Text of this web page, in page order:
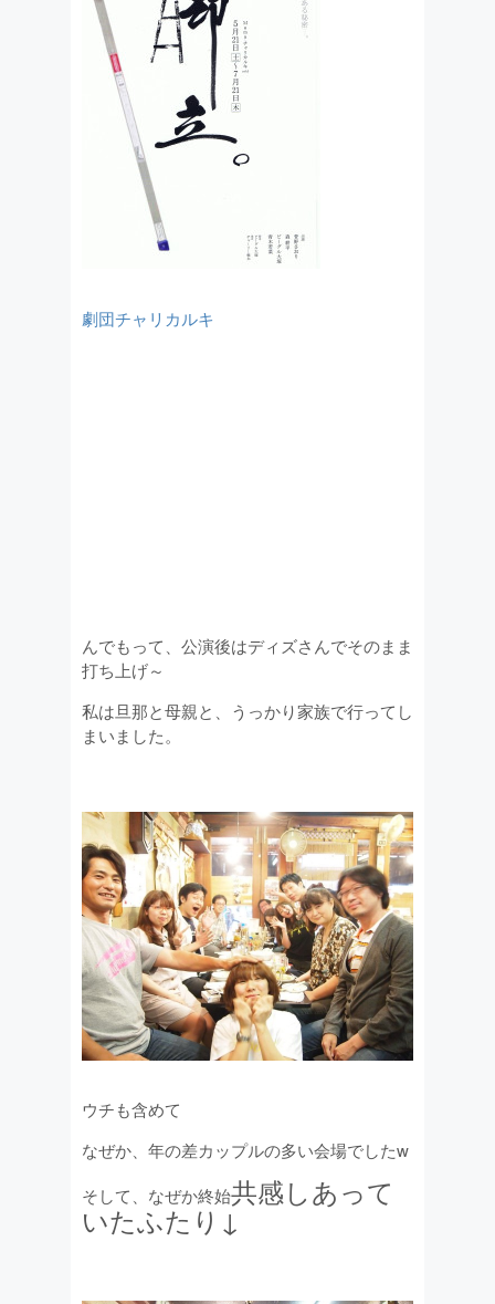
劇団チャリカルキ
んでもって、公演後はディズさんでそのまま
打ち上げ～
私は旦那と母親と、うっかり家族で行ってし
まいました。
ウチも含めて
なぜか、年の差カップルの多い会場でしたw
そして、なぜか終始共感しあって
いたふたり↓